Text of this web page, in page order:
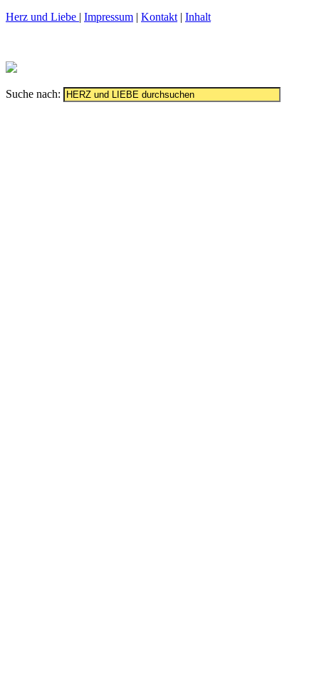
Herz und Liebe | Impressum | Kontakt | Inhalt
Suche nach: